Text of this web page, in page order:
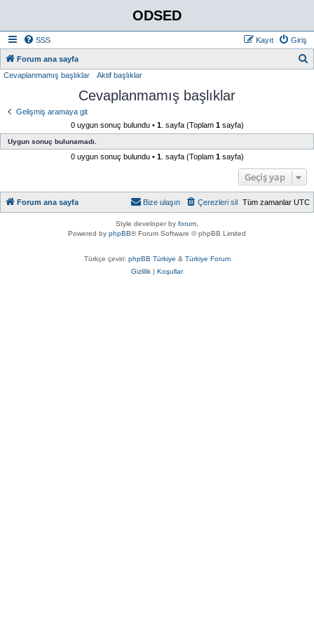
ODSED
SSS Giriş
Kayıt
Forum ana sayfa
Cevaplanmamış başlıklar Aktif başlıklar
Cevaplanmamış başlıklar
Gelişmiş aramaya git
0 uygun sonuç bulundu • 1. sayfa (Toplam 1sayfa)
Uygun sonuç bulunamadı.
0 uygun sonuç bulundu • 1. sayfa (Toplam 1sayfa)
Geçiş yap
Forum ana sayfa Tüm zamanlar UTC
Çerezleri sil
Bize ulaşın
Style developer by forum
Powered by phpBB® Forum Software © phpBB Limited
Türkçe çeviri: phpBB Türkiye & Türkiye Forum
Gizlilik | Koşullar